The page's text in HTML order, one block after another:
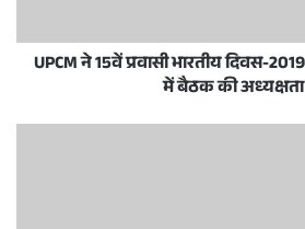
UPCM ने 15वें प्रवासी भारतीय दिवस-
में बैठक की